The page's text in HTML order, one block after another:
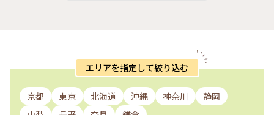
エリアを指定して絞り込む
京都 東京 北海道 沖縄 神奈川
静岡